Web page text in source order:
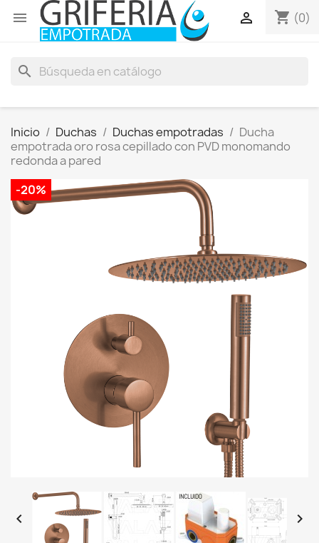
 shopping_cart (0)

search
Inicio Duchas Duchas empotradas
Ducha
empotrada oro rosa cepillado con PVD monomando
redonda a pared
-20%
 